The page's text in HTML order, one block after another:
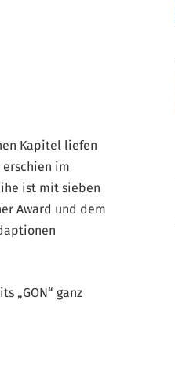
Kapitel liefen
erschien im
ist mit sieben
Award und dem
„GON“ ganz